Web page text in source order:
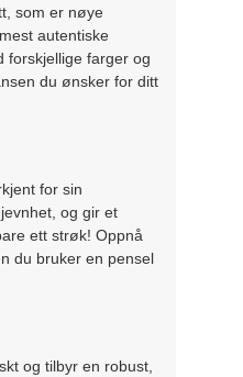
som er nøye
autentiske
forskjellige farger og
du ønsker for ditt
for sin
og gir et
ett strøk! Oppnå
du bruker en pensel
og tilbyr en robust,